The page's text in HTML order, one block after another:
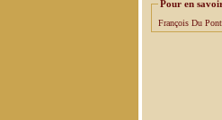
Pour en
François Du